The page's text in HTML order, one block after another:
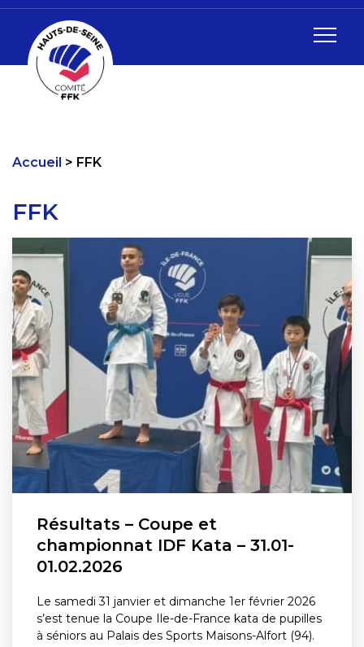
Accueil FFK
FFK
Résultats – Coupe et
championnat IDF Kata – 31.01-
01.02.2026
Le samedi 31 janvier et dimanche 1er février 2026
s’est tenue la Coupe Ile-de-France kata de pupilles
à séniors au Palais des Sports Maisons-Alfort (94).